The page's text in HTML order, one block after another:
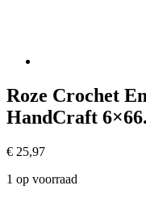
Roze Crochet
HandCraft
€ 25,97
1 op voorraad